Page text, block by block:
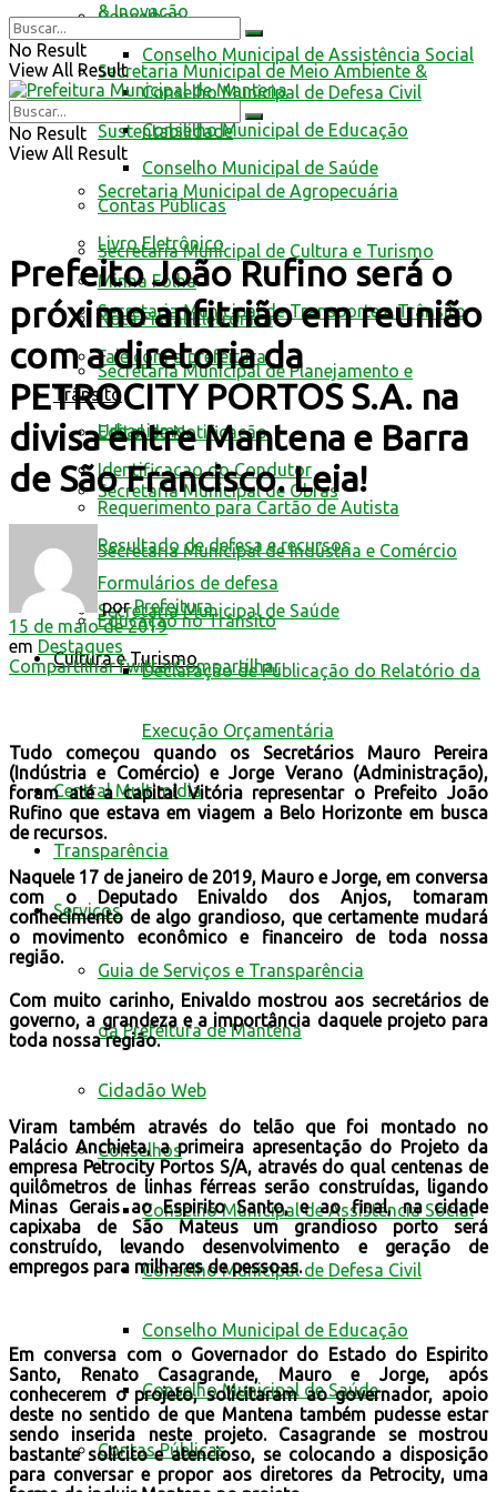
Conselhos
Conselho Municipal de Assistência Social
Conselho Municipal de Defesa Civil
Conselho Municipal de Educação
Conselho Municipal de Saúde
Contas Públicas
Livro Eletrônico
Minha Folha
Nota Fiscal Eletrônica
Fale com a prefeitura
Trânsito
Edital de Notificação
Identificacao do Condutor
Requerimento para Cartão de Autista
Resultado de defesa e recursos
Formulários de defesa
Educação no Trânsito
Cultura e Turismo
& Inovação
Secretaria Municipal de Meio Ambiente &
Sustentabilidade
Secretaria Municipal de Agropecuária
Secretaria Municipal de Cultura e Turismo
Secretaria Municipal de Transporte e Trânsito
Secretaria Municipal de Planejamento e
Urbanismo
Secretaria Municipal de Obras
Secretaria Municipal de Indústria e Comércio
Secretaria Municipal de Saúde
Declaração de Publicação do Relatório da
Execução Orçamentária
Central Multimídia
Transparência
Serviços
Guia de Serviços e Transparência
da Prefeitura de Mantena
Cidadão Web
Conselhos
Conselho Municipal de Assistência Social
Conselho Municipal de Defesa Civil
Conselho Municipal de Educação
Conselho Municipal de Saúde
Contas Públicas
No Result
View All Result
No Result
View All Result
Prefeito João Rufino será o
próximo anfitrião em reunião
com a diretoria da
PETROCITY PORTOS S.A. na
divisa entre Mantena e Barra
de São Francisco. Leia!
por Prefeitura
15 de maio de 2019
em Destaques
CompartilharTwittarCompartilhar
Tudo começou quando os Secretários Mauro Pereira
(Indústria e Comércio) e Jorge Verano (Administração),
foram até a capital Vitória representar o Prefeito João
Rufino que estava em viagem a Belo Horizonte em busca
de recursos.
Naquele 17 de janeiro de 2019, Mauro e Jorge, em conversa
com o Deputado Enivaldo dos Anjos, tomaram
conhecimento de algo grandioso, que certamente mudará
o movimento econômico e financeiro de toda nossa
região.
Com muito carinho, Enivaldo mostrou aos secretários de
governo, a grandeza e a importância daquele projeto para
toda nossa região.
Viram também através do telão que foi montado no
Palácio Anchieta, a primeira apresentação do Projeto da
empresa Petrocity Portos S/A, através do qual centenas de
quilômetros de linhas férreas serão construídas, ligando
Minas Gerais ao Espirito Santo, e ao final, na cidade
capixaba de São Mateus um grandioso porto será
construído, levando desenvolvimento e geração de
empregos para milhares de pessoas.
Em conversa com o Governador do Estado do Espirito
Santo, Renato Casagrande, Mauro e Jorge, após
conhecerem o projeto, solicitaram ao governador, apoio
deste no sentido de que Mantena também pudesse estar
sendo inserida neste projeto. Casagrande se mostrou
bastante solícito e atencioso, se colocando a disposição
para conversar e propor aos diretores da Petrocity, uma